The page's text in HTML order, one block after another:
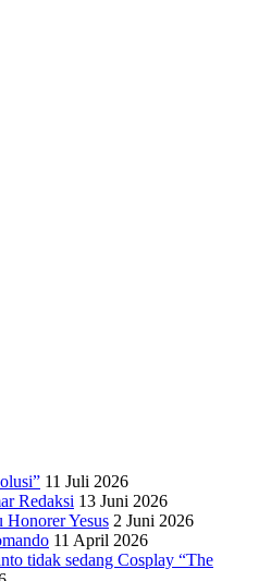
11 Juli 2026
Redaksi 13 Juni 2026
Yesus 2 Juni 2026
11 April 2026
tidak sedang Cosplay “The